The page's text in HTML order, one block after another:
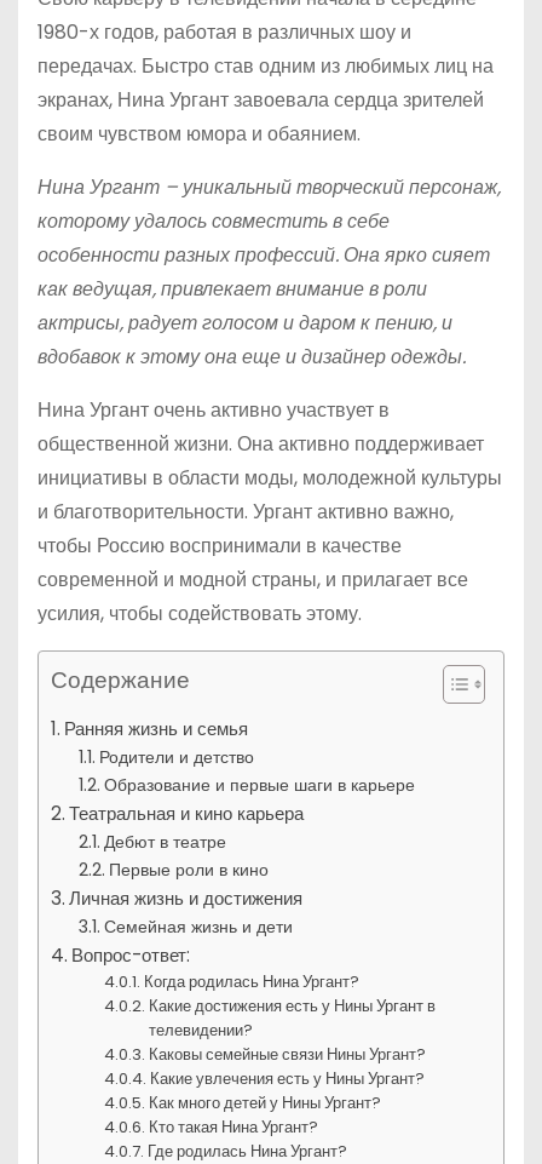
1980-х годов, работая в различных шоу и
передачах. Быстро став одним из любимых лиц на
экранах, Нина Ургант завоевала сердца зрителей
своим чувством юмора и обаянием.
Нина Ургант – уникальный творческий персонаж,
которому удалось совместить в себе
особенности разных профессий. Она ярко сияет
как ведущая, привлекает внимание в роли
актрисы, радует голосом и даром к пению, и
вдобавок к этому она еще и дизайнер одежды.
Нина Ургант очень активно участвует в
общественной жизни. Она активно поддерживает
инициативы в области моды, молодежной культуры
и благотворительности. Ургант активно важно,
чтобы Россию воспринимали в качестве
современной и модной страны, и прилагает все
усилия, чтобы содействовать этому.
Содержание
Ранняя жизнь и семья
Родители и детство
Образование и первые шаги в карьере
Театральная и кино карьера
Дебют в театре
Первые роли в кино
Личная жизнь и достижения
Семейная жизнь и дети
Вопрос-ответ:
Когда родилась Нина Ургант?
Какие достижения есть у Нины Ургант в
телевидении?
Каковы семейные связи Нины Ургант?
Какие увлечения есть у Нины Ургант?
Как много детей у Нины Ургант?
Кто такая Нина Ургант?
Где родилась Нина Ургант?